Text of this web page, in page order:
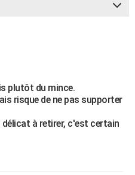
plutôt du mince.
risque de ne pas supporter
à retirer, c'est certain